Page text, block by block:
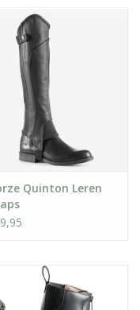
Quinton Leren